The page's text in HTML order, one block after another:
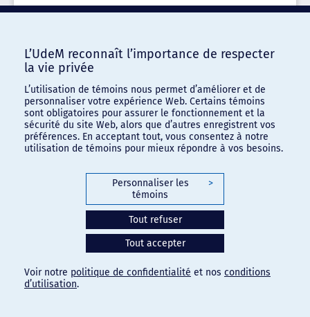
L’UdeM reconnaît l’importance de respecter
la vie privée
L’utilisation de témoins nous permet d’améliorer et de
personnaliser votre expérience Web. Certains témoins
sont obligatoires pour assurer le fonctionnement et la
sécurité du site Web, alors que d’autres enregistrent vos
préférences. En acceptant tout, vous consentez à notre
utilisation de témoins pour mieux répondre à vos besoins.
Personnaliser les
témoins
>
Tout refuser
Tout accepter
Voir notre politique de confidentialité et nos conditions
d’utilisation.